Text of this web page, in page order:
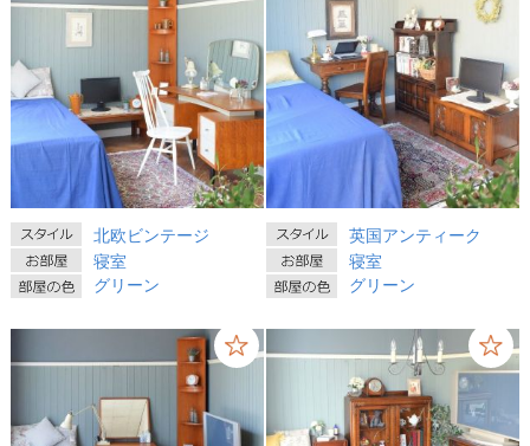
北欧ビンテージ
寝室
グリーン
英国アンティーク
寝室
グリーン